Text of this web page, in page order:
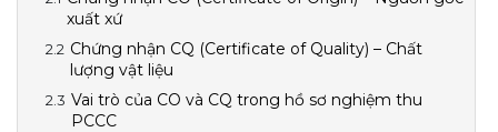
xuất xứ
Chứng nhận CQ (Certificate of Quality) – Chất
lượng vật liệu
Vai trò của CO và CQ trong hồ sơ nghiệm thu
PCCC